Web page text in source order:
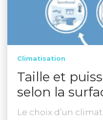
Climatisation
Taille et
selon la
Le choix d’un